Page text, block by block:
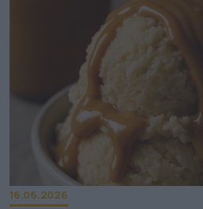
16.06.2026